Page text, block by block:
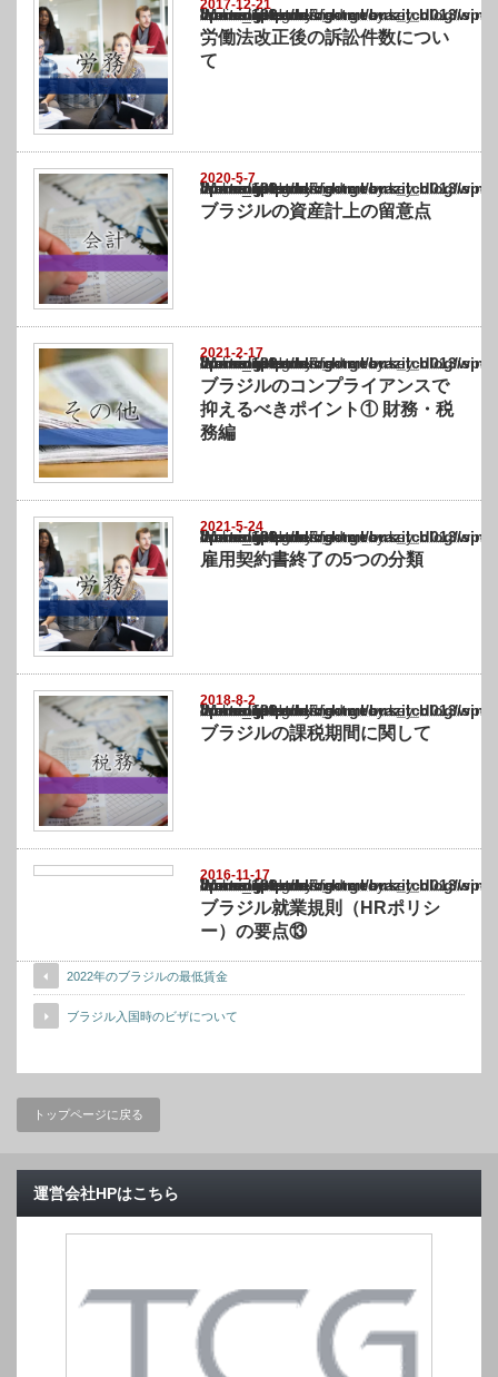
2017-12-21
Warning
: Undefined array key "show_category" in
/home/netst/kuno-cpa.co.jp/public_html/brazil_blog/wp-content/themes/
on line183
労働法改正後の訴訟件数につい
て
2020-5-7
Warning
: Undefined array key "show_category" in
/home/netst/kuno-cpa.co.jp/public_html/brazil_blog/wp-content/themes/
on line183
ブラジルの資産計上の留意点
2021-2-17
Warning
: Undefined array key "show_category" in
/home/netst/kuno-cpa.co.jp/public_html/brazil_blog/wp-content/themes/
on line183
ブラジルのコンプライアンスで
抑えるべきポイント① 財務・税
務編
2021-5-24
Warning
: Undefined array key "show_category" in
/home/netst/kuno-cpa.co.jp/public_html/brazil_blog/wp-content/themes/
on line183
雇用契約書終了の5つの分類
2018-8-2
Warning
: Undefined array key "show_category" in
/home/netst/kuno-cpa.co.jp/public_html/brazil_blog/wp-content/themes/
on line183
ブラジルの課税期間に関して
2016-11-17
Warning
: Undefined array key "show_category" in
/home/netst/kuno-cpa.co.jp/public_html/brazil_blog/wp-content/themes/
on line183
ブラジル就業規則（HRポリシ
ー）の要点⑬
2022年のブラジルの最低賃金
ブラジル入国時のビザについて
トップページに戻る
運営会社HPはこちら